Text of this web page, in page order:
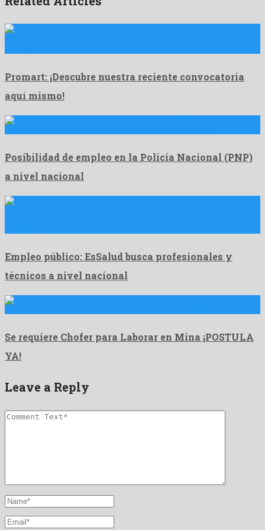
Promart: ¡Descubre nuestra reciente convocatoria
aquí mismo!
Posibilidad de empleo en la Policía Nacional (PNP)
a nivel nacional
Empleo público: EsSalud busca profesionales y
técnicos a nivel nacional
Se requiere Chofer para Laborar en Mina ¡POSTULA
YA!
Leave a Reply